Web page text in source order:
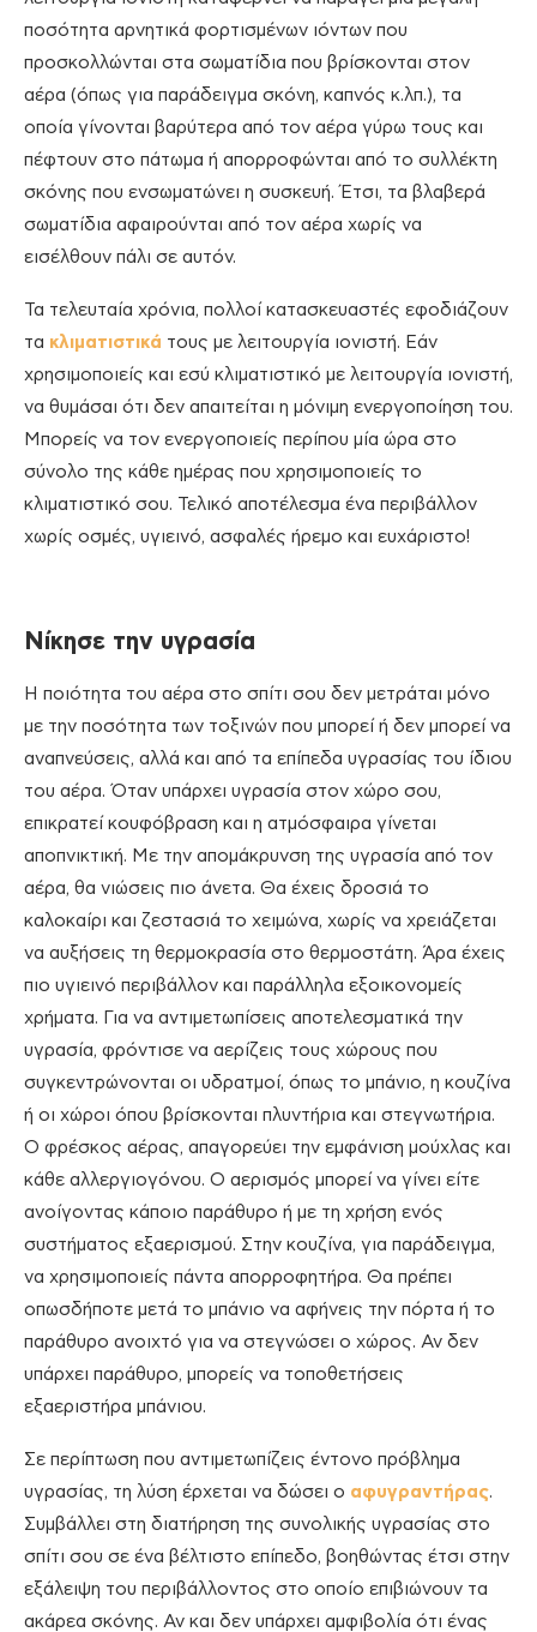
ποσότητα αρνητικά φορτισμένων ιόντων που
προσκολλώνται στα σωματίδια που βρίσκονται στον
αέρα (όπως για παράδειγμα σκόνη, καπνός κ.λπ.), τα
οποία γίνονται βαρύτερα από τον αέρα γύρω τους και
πέφτουν στο πάτωμα ή απορροφώνται από το συλλέκτη
σκόνης που ενσωματώνει η συσκευή. Έτσι, τα βλαβερά
σωματίδια αφαιρούνται από τον αέρα χωρίς να
εισέλθουν πάλι σε αυτόν.
Τα τελευταία χρόνια, πολλοί κατασκευαστές εφοδιάζουν
τα κλιματιστικά τους με λειτουργία ιονιστή. Εάν
χρησιμοποιείς και εσύ κλιματιστικό με λειτουργία ιονιστή,
να θυμάσαι ότι δεν απαιτείται η μόνιμη ενεργοποίηση του.
Μπορείς να τον ενεργοποιείς περίπου μία ώρα στο
σύνολο της κάθε ημέρας που χρησιμοποιείς το
κλιματιστικό σου. Τελικό αποτέλεσμα ένα περιβάλλον
χωρίς οσμές, υγιεινό, ασφαλές ήρεμο και ευχάριστο!
Νίκησε την υγρασία
Η ποιότητα του αέρα στο σπίτι σου δεν μετράται μόνο
με την ποσότητα των τοξινών που μπορεί ή δεν μπορεί να
αναπνεύσεις, αλλά και από τα επίπεδα υγρασίας του ίδιου
του αέρα. Όταν υπάρχει υγρασία στον χώρο σου,
επικρατεί κουφόβραση και η ατμόσφαιρα γίνεται
αποπνικτική. Με την απομάκρυνση της υγρασία από τον
αέρα, θα νιώσεις πιο άνετα. Θα έχεις δροσιά το
καλοκαίρι και ζεστασιά το χειμώνα, χωρίς να χρειάζεται
να αυξήσεις τη θερμοκρασία στο θερμοστάτη. Άρα έχεις
πιο υγιεινό περιβάλλον και παράλληλα εξοικονομείς
χρήματα. Για να αντιμετωπίσεις αποτελεσματικά την
υγρασία, φρόντισε να αερίζεις τους χώρους που
συγκεντρώνονται οι υδρατμοί, όπως το μπάνιο, η κουζίνα
ή οι χώροι όπου βρίσκονται πλυντήρια και στεγνωτήρια.
Ο φρέσκος αέρας, απαγορεύει την εμφάνιση μούχλας και
κάθε αλλεργιογόνου. Ο αερισμός μπορεί να γίνει είτε
ανοίγοντας κάποιο παράθυρο ή με τη χρήση ενός
συστήματος εξαερισμού. Στην κουζίνα, για παράδειγμα,
να χρησιμοποιείς πάντα απορροφητήρα. Θα πρέπει
οπωσδήποτε μετά το μπάνιο να αφήνεις την πόρτα ή το
παράθυρο ανοιχτό για να στεγνώσει ο χώρος. Αν δεν
υπάρχει παράθυρο, μπορείς να τοποθετήσεις
εξαεριστήρα μπάνιου.
Σε περίπτωση που αντιμετωπίζεις έντονο πρόβλημα
υγρασίας, τη λύση έρχεται να δώσει ο αφυγραντήρας.
Συμβάλλει στη διατήρηση της συνολικής υγρασίας στο
σπίτι σου σε ένα βέλτιστο επίπεδο, βοηθώντας έτσι στην
εξάλειψη του περιβάλλοντος στο οποίο επιβιώνουν τα
ακάρεα σκόνης. Αν και δεν υπάρχει αμφιβολία ότι ένας